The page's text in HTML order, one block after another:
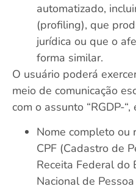
automatizado,
(profiling), que
jurídica ou que o
forma similar.
O usuário poderá
meio de comunicação
com o assunto “RGDP-
Nome completo ou
CPF (Cadastro de
Receita Federal do
Nacional de